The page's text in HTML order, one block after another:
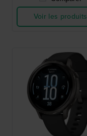
Voir les produits